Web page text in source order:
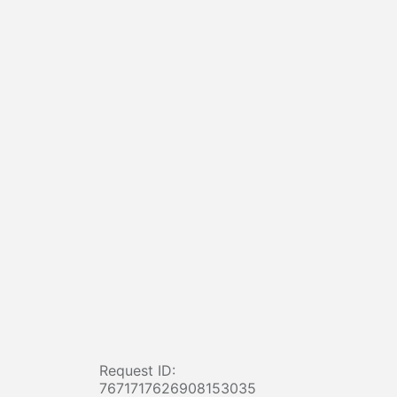
Request ID:
7671717626908153035